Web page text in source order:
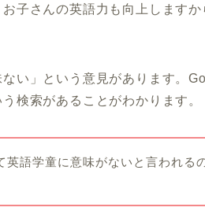
子さんの英語力も向上します
い」という意見があります。
検索があることがわかります。
英語学童に意味がないと言われる